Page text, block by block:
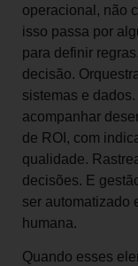
operacional, não
isso passa por
para definir
decisão.
sistemas e
acompanhar
de ROI, com
qualidade.
decisões. E
ser automatizado
humana.
Quando esses